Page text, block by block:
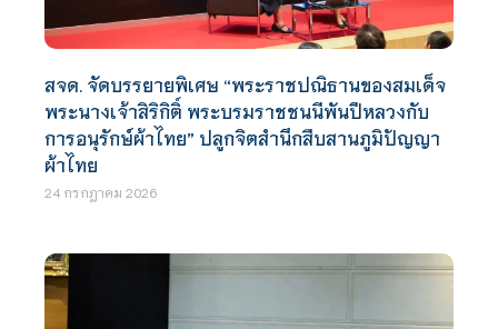
สจด. จัดบรรยายพิเศษ “พระราชปณิธานของสมเด็จ
พระนางเจ้าสิริกิติ์ พระบรมราชชนนีพันปีหลวงกับ
การอนุรักษ์ผ้าไทย” ปลูกจิตสำนึกสืบสานภูมิปัญญา
ผ้าไทย
24 กรกฎาคม 2026